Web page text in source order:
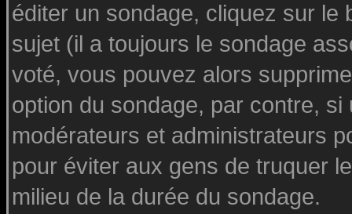
éditer un sondage, cliquez sur le
sujet (il a toujours le sondage
voté, vous pouvez alors
option du sondage, par contre,
modérateurs et administrateurs
pour éviter aux gens de truquer
milieu de la durée du sondage.